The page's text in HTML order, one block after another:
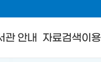
관 안내 자료검색이용